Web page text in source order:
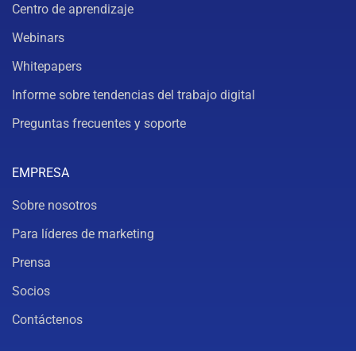
Centro de aprendizaje
Webinars
Whitepapers
Informe sobre tendencias del trabajo digital
Preguntas frecuentes y soporte
EMPRESA
Sobre nosotros
Para líderes de marketing
Prensa
Socios
Contáctenos